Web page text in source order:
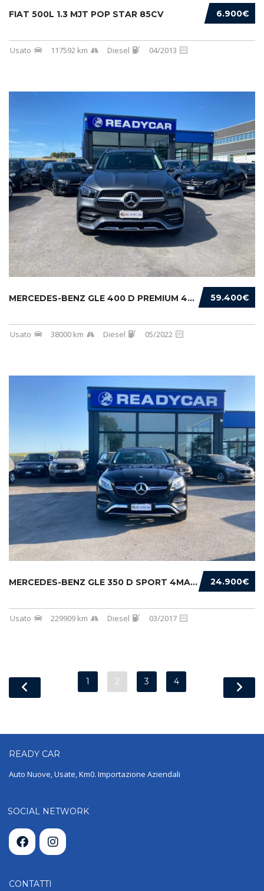
6.900€
FIAT 500L 1.3 MJT POP STAR 85CV
Usato 117592 km Diesel 04/2013
59.400€
MERCEDES-BENZ GLE 400 D PREMIUM 4MATIC AUTO
Usato 38000 km Diesel 05/2022
24.900€
MERCEDES-BENZ GLE 350 D SPORT 4MATIC AUTO
Usato 229909 km Diesel 03/2017
1 2 3 4
READY CAR
Auto Nuove, Usate, Km0. Importazione Aziendali
SOCIAL NETWORK
CONTATTI